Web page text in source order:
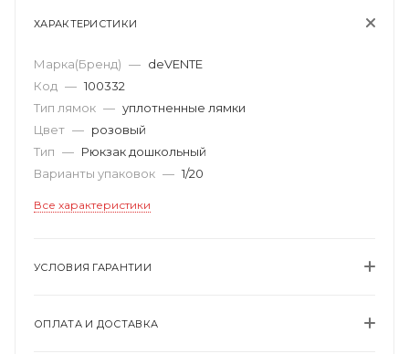
ХАРАКТЕРИСТИКИ
Марка(Бренд) — deVENTE
Код — 100332
Тип лямок — уплотненные лямки
Цвет — розовый
Тип — Рюкзак дошкольный
Варианты упаковок — 1/20
Все характеристики
УСЛОВИЯ ГАРАНТИИ
ОПЛАТА И ДОСТАВКА